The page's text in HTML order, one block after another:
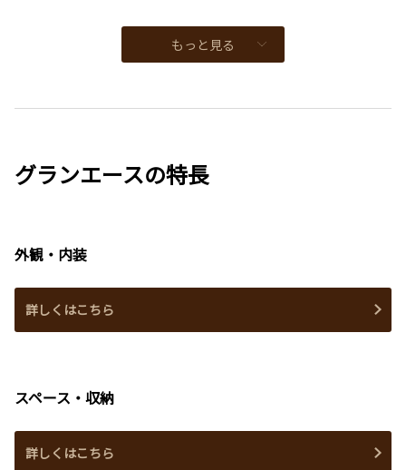
もっと見る
グランエースの特長
外観・内装
詳しくはこちら
スペース・収納
詳しくはこちら